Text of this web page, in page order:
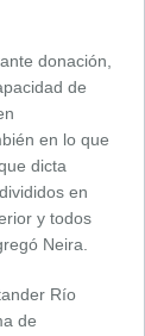
donación,
de
en lo que
dicta
en
y todos
Neira.
Río
de